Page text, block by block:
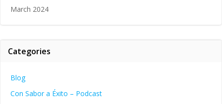
March 2024
Categories
Blog
Con Sabor a Éxito – Podcast